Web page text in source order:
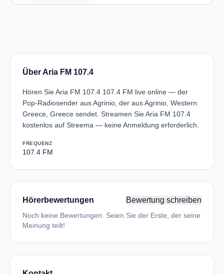
Über Aria FM 107.4
Hören Sie Aria FM 107.4 107.4 FM live online — der
Pop-Radiosender aus Agrinio, der aus Agrinio, Western
Greece, Greece sendet. Streamen Sie Aria FM 107.4
kostenlos auf Streema — keine Anmeldung erforderlich.
FREQUENZ
107.4 FM
Hörerbewertungen Bewertung schreiben
Noch keine Bewertungen. Seien Sie der Erste, der seine
Meinung teilt!